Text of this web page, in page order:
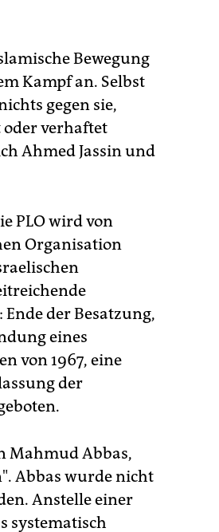
Bewegung
Kampf an. Selbst
gegen sie,
verhaftet
Ahmed Jassin und
PLO wird von
Organisation
der Besatzung,
eines
von 1967, eine
der
Mahmud Abbas,
Abbas wurde nicht
Anstelle einer
systematisch